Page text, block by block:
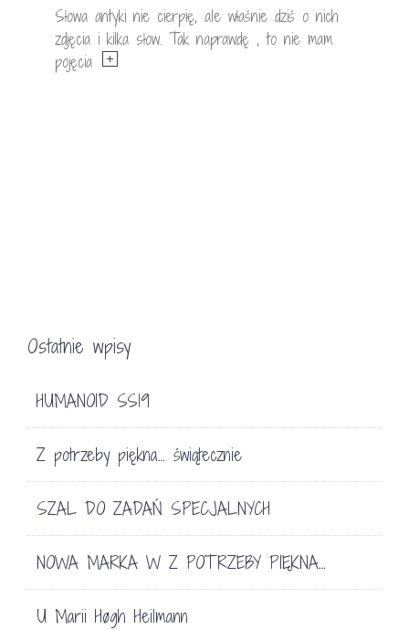
Słowa antyki nie cierpię, ale właśnie dziś o nich
zdjęcia i kilka słow. Tak naprawdę , to nie mam
pojęcia
Ostatnie wpisy
HUMANOID SS19
Z potrzeby piękna… świątecznie
SZAL DO ZADAŃ SPECJALNYCH
NOWA MARKA W Z POTRZEBY PIĘKNA…
U Marii Høgh Heilmann